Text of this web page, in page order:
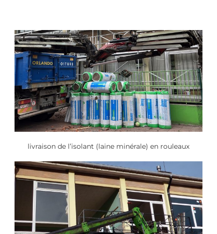
livraison de l’isolant (laine minérale) en rouleaux